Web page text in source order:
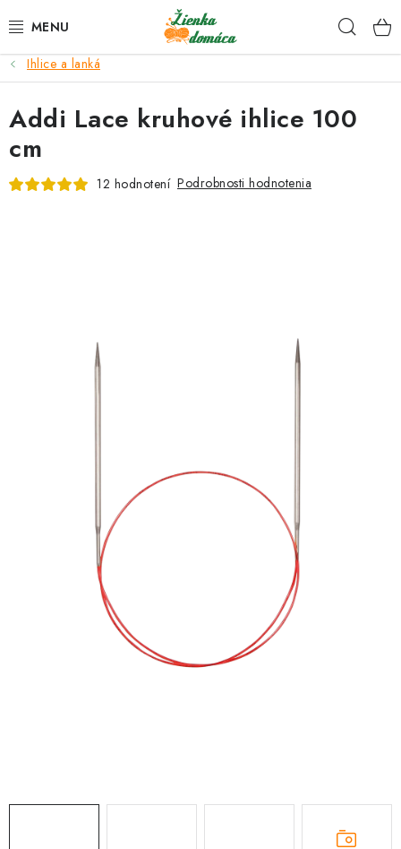
na
KLBKÁ
O nás a výrobcoch
Návody a video kurzy
Ihlice a lanká
Addi Lace kruhové ihlice 100
cm
12 hodnotení Podrobnosti hodnotenia